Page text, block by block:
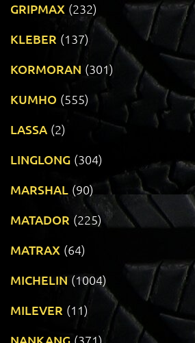
GRIPMAX (232)
KLEBER (137)
KORMORAN (301)
KUMHO (555)
LASSA (2)
LINGLONG (304)
MARSHAL (90)
MATADOR (225)
MATRAX (64)
MICHELIN (1004)
MILEVER (11)